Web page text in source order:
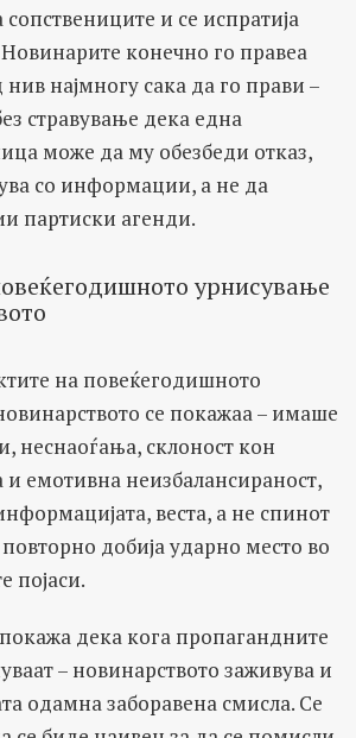
и се испратија
конечно го правеа
нив најмногу сака да го прави –
стравување дека една
може да му обезбеди отказ,
со информации, а не да
партиски агенди.
урнисување
на повеќегодишното
се покажаа – имаше
неснаоѓања, склоност кон
емотивна неизбалансираност,
веста, а не спинот
добија ударно место во
појаси.
дека кога пропагандните
– новинарството заживува и
одамна заборавена смисла. Се